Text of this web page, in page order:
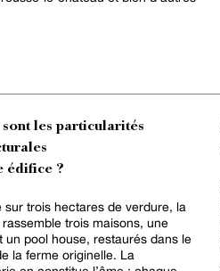
sont les particularités
édifice ?
sur trois hectares de verdure, la
trois maisons, une
un pool house, restaurés dans le
la ferme originelle. La